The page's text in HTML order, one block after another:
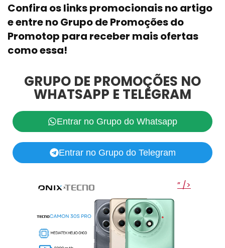
Confira oslinks promocionais no artigo
e entre noGrupo de Promoções do
Promotop para receber mais ofertas
como essa!
GRUPO DE PROMOÇÕES NO
WHATSAPP E TELEGRAM
Entrar no Grupo do Whatsapp
Entrar no Grupo do Telegram
” />